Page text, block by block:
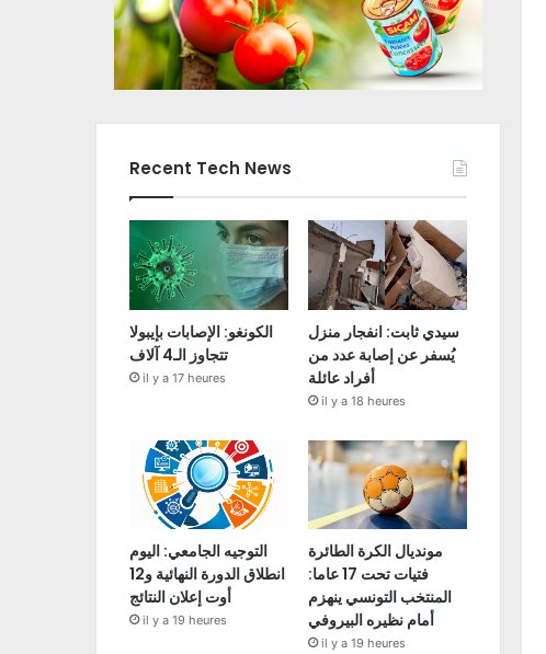
Recent Tech News
الكونغو: الإصابات بإيبولا
تتجاوز الـ4 آلاف
il y a 17 heures
سيدي ثابت: انفجار منزل
يُسفر عن إصابة عدد من
أفراد عائلة
il y a 18 heures
التوجيه الجامعي: اليوم
انطلاق الدورة النهائية و12
أوت إعلان النتائج
il y a 19 heures
مونديال الكرة الطائرة
فتيات تحت 17 عاما:
المنتخب التونسي ينهزم
أمام نظيره البيروفي
il y a 19 heures